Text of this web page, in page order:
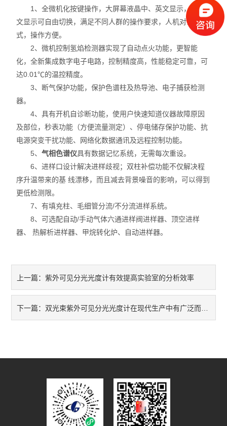
1、全微机化按键操作，大屏幕液晶中、英文显示，中英
文显示可自由切换，满足不同人群的操作要求，人机对话方
式，操作方便。
2、微机控制氢焰检测器实现了自动点火功能，更智能
化，全新集成数字电子电路，控制精度高，性能稳定可靠，可
达0.01℃的温控精度。
3、断气保护功能，保护色谱柱及热导池、电子捕获检测
器。
4、具有开机自诊断功能，使用户快速知道仪器故障原因
及部位，秒表功能（方便流量测定）、停电储存保护功能、抗
电源突变干扰功能、网络化数据通讯及远程控制功能。
5、气相色谱仪具有数据记忆系统，无需每次重设。
6、进样口设计解决进样歧视；双柱补偿功能不仅解决程
序升温带来的基 线漂移，而且减去背景噪音的影响，可以得到
更低检测限。
7、有填充柱、毛细管分流/不分流进样系统。
8、可选配自动/手动气体六通进样阀进样器、顶空进样
器、 热解析进样器、甲烷转化炉、自动进样器。
上一篇：紫外可见分光光度计有效提高实验室的分析效率
下一篇： 双光束紫外可见分光光度计在现代生产中有广泛而重要的应用